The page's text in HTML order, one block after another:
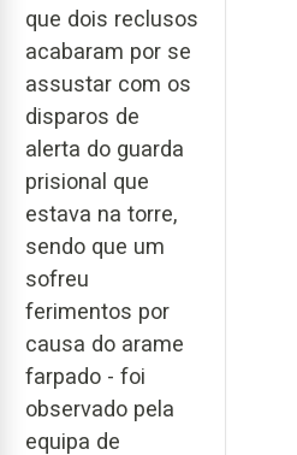
que dois reclusos
acabaram por se
assustar com os
disparos de
alerta do guarda
prisional que
estava na torre,
sendo que um
sofreu
ferimentos por
causa do arame
farpado - foi
observado pela
equipa de